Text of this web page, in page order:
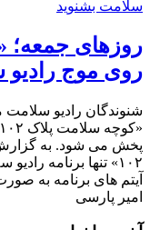
روی موج رادیو
شنوندگان رادیو
پخش می شود. به
۱۰۲» تنها برنامه
آیتم های برنامه به
امیر پارسی